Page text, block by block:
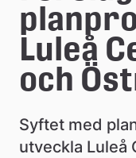
Luleå
och
Syftet med
utveckla Luleå